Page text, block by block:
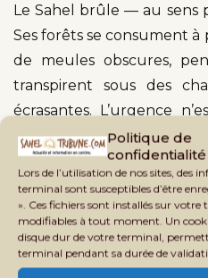
Politique de
confidentialité
Lors de l’utilisation de nos sites,
terminal sont susceptibles d’être
». Ces fichiers sont installés sur
modifiables à tout moment. Un
disque dur de votre terminal,
terminal pendant sa durée de
Le Sahel brûle — au sens
Ses forêts se consument
de meules obscures,
transpirent sous des
écrasantes. L’urgence
rapports supplémentaires
est de financer,
respecter les
difficile et nécessaire
à l’énergie. Avant qu’il ne